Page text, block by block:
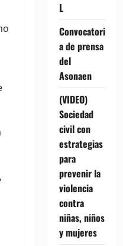
L
Convocatori
a de prensa
del
Asonaen
(VIDEO)
Sociedad
civil con
estrategias
para
prevenir la
violencia
contra
niñas, niños
y mujeres